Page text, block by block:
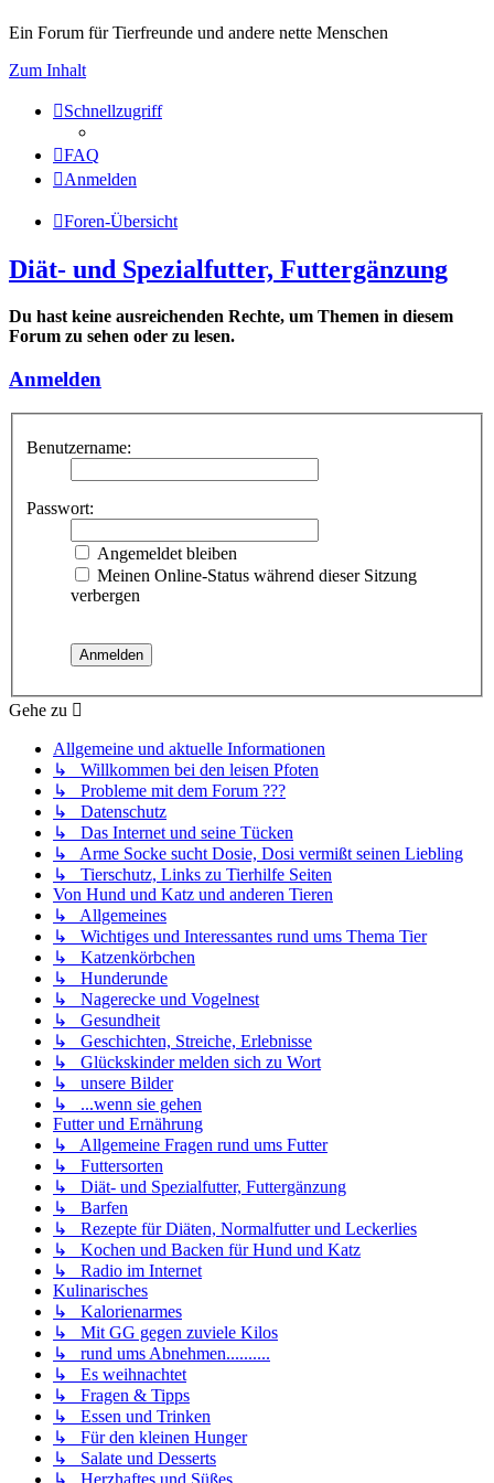
Ein Forum für Tierfreunde und andere nette Menschen
Zum Inhalt
Schnellzugriff
FAQ
Anmelden
Foren-Übersicht
Diät- und Spezialfutter, Futtergänzung
Du hast keine ausreichenden Rechte, um Themen in diesem
Forum zu sehen oder zu lesen.
Anmelden
Benutzername:
Passwort:
Angemeldet bleiben
Meinen Online-Status während dieser Sitzung
verbergen
Gehe zu
Allgemeine und aktuelle Informationen
↳ Willkommen bei den leisen Pfoten
↳ Probleme mit dem Forum ???
↳ Datenschutz
↳ Das Internet und seine Tücken
↳ Arme Socke sucht Dosie, Dosi vermißt seinen Liebling
↳ Tierschutz, Links zu Tierhilfe Seiten
Von Hund und Katz und anderen Tieren
↳ Allgemeines
↳ Wichtiges und Interessantes rund ums Thema Tier
↳ Katzenkörbchen
↳ Hunderunde
↳ Nagerecke und Vogelnest
↳ Gesundheit
↳ Geschichten, Streiche, Erlebnisse
↳ Glückskinder melden sich zu Wort
↳ unsere Bilder
↳ ...wenn sie gehen
Futter und Ernährung
↳ Allgemeine Fragen rund ums Futter
↳ Futtersorten
↳ Diät- und Spezialfutter, Futtergänzung
↳ Barfen
↳ Rezepte für Diäten, Normalfutter und Leckerlies
↳ Kochen und Backen für Hund und Katz
↳ Radio im Internet
Kulinarisches
↳ Kalorienarmes
↳ Mit GG gegen zuviele Kilos
↳ rund ums Abnehmen..........
↳ Es weihnachtet
↳ Fragen & Tipps
↳ Essen und Trinken
↳ Für den kleinen Hunger
↳ Salate und Desserts